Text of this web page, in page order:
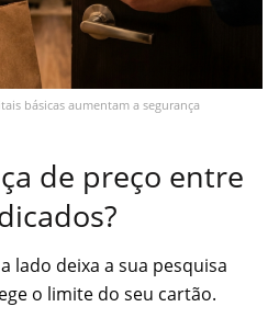
básicas aumentam a segurança
de preço entre
lado deixa a sua pesquisa
o limite do seu cartão.